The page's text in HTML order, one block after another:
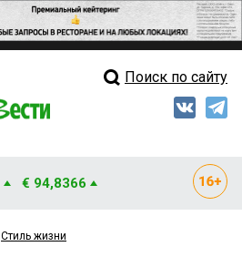
Свежий выпускПоиск по сайту
€ 94,8366
Стиль жизни